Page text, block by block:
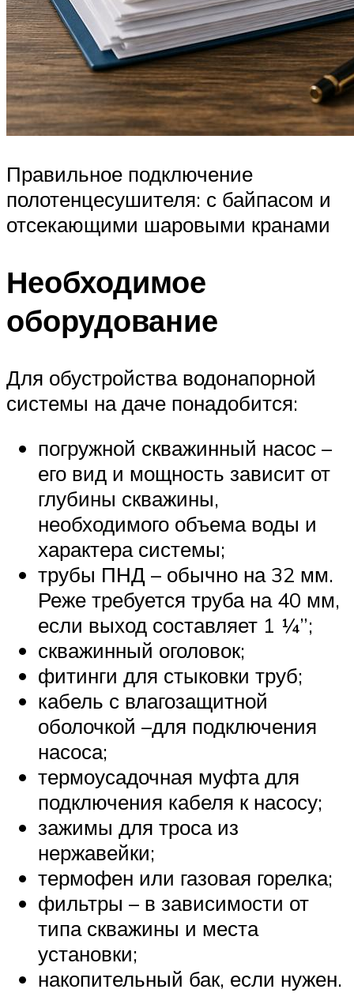
Правильное подключение
полотенцесушителя: с байпасом и
отсекающими шаровыми кранами
Необходимое
оборудование
Для обустройства водонапорной
системы на даче понадобится:
погружной скважинный насос –
его вид и мощность зависит от
глубины скважины,
необходимого объема воды и
характера системы;
трубы ПНД – обычно на 32 мм.
Реже требуется труба на 40 мм,
если выход составляет 1 ¼”;
скважинный оголовок;
фитинги для стыковки труб;
кабель с влагозащитной
оболочкой –для подключения
насоса;
термоусадочная муфта для
подключения кабеля к насосу;
зажимы для троса из
нержавейки;
термофен или газовая горелка;
фильтры – в зависимости от
типа скважины и места
установки;
накопительный бак, если нужен.